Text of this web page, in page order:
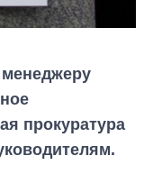
прокуратура